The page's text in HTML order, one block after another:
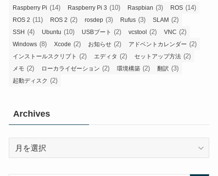
Raspberry Pi (14) Raspberry Pi 3 (10) Raspbian (3) ROS (14)
ROS 2 (11) ROS 2 (2) rosdep (3) Rufus (3) SLAM (2)
SSH (4) Ubuntu (10) USBブート (2) vcstool (2) VNC (2)
Windows (8) Xcode (2) お知らせ (2) アドベントカレンダー (2)
インストールスクリプト (2) エディタ (2) セットアップ方法 (2)
メモ (2) ローカライゼーション (2) 環境構築 (2) 翻訳 (3)
起動ディスク (2)
Archives
Archives